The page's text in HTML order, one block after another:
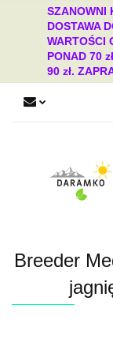
SZANOWNI
DOSTAWA
WARTOŚCI
PONAD 70
90 zł.
Breeder